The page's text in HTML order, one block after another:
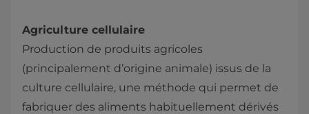
Agriculture cellulaire
Production de produits agricoles
(principalement d’origine animale) issus de la
culture cellulaire, une méthode qui permet de
fabriquer des aliments habituellement dérivés